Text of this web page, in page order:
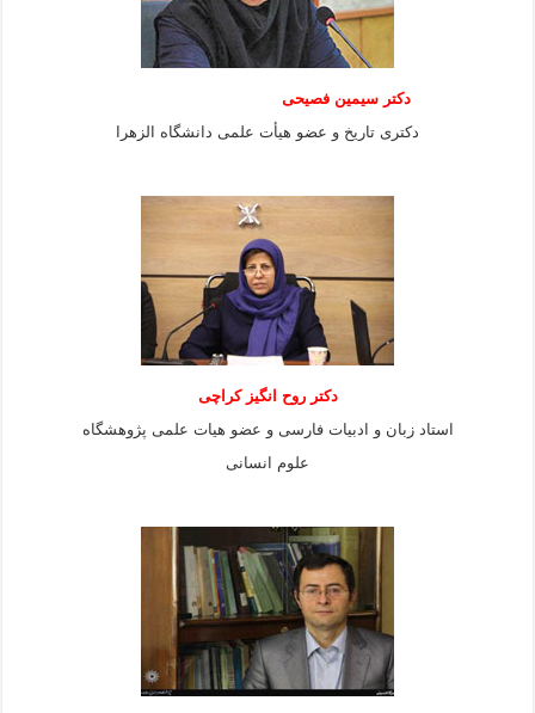
دکتر سیمین فصیحی
دکتری تاریخ و عضو هیأت علمی دانشگاه الزهرا
دکتر روح انگیز کراچی
استاد زبان و ادبیات فارسی و عضو هیات علمی پژوهشگاه
علوم انسانی